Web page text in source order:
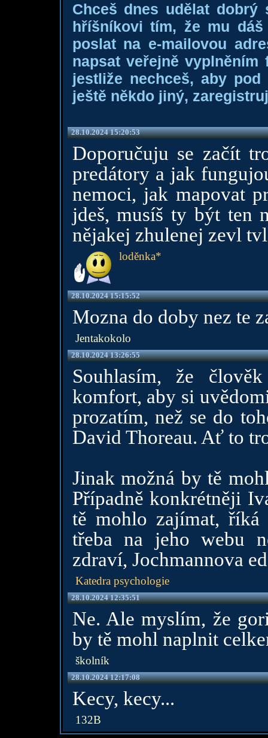
Chceš dnes udělat dobrý
hříšníkovi tím, že mu
poslat na e-mailovou
napsat veřejně
jestliže nechceš, aby
ještě někdo jiný,
28.10.2024 15:20:53
Doporučuju se začít
predátory a jak
nemoci, jak mapovat
jdeš, musíš ty být ten
nějakej zhulenej zevl tvl
loděnka*
28.10.2024 15:15:52
Mozna do doby nez te
Jentakokolo
28.10.2024 13:26:55
Souhlasím, že
komfort, aby si
prozatím, než se do
David Thoreau. Ať to
Jinak možná by tě
Případně konkrétněji
tě mohlo zajímat,
třeba na jeho webu
zdraví, Jochmannova
Katedra psychologie
28.10.2024 12:35:51
Ne. Ale myslím, že
by tě mohl naplnit
školník
28.10.2024 12:17:08
Kecy, kecy...
132B